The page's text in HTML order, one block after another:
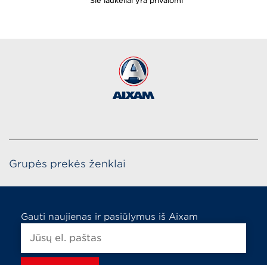
Grupės prekės ženklai
Gauti naujienas ir pasiūlymus iš Aixam